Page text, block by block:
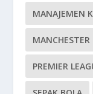
MANAJEMEN
PREMIER